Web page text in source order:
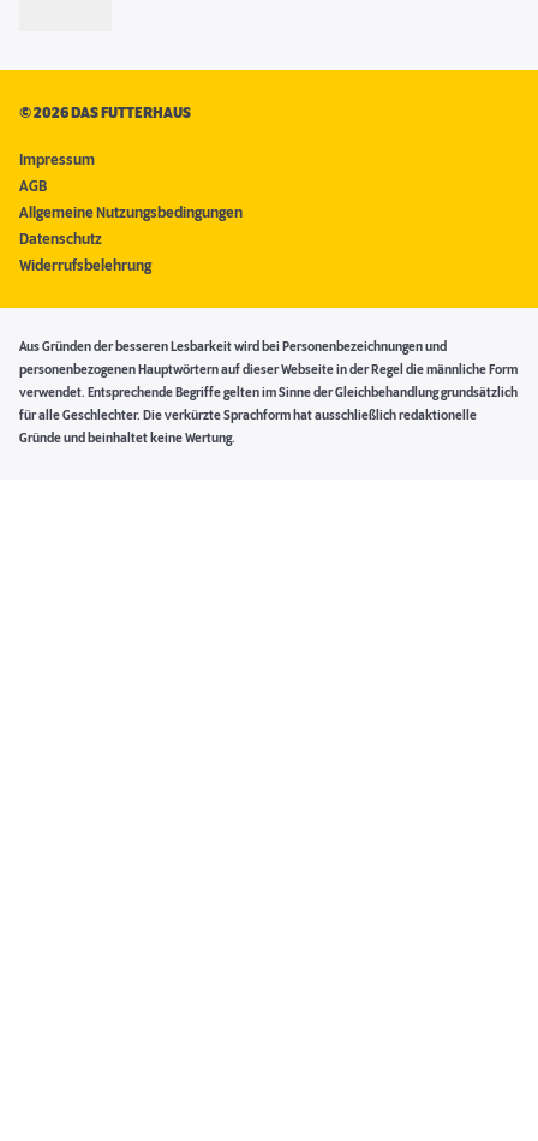
©2026 DAS FUTTERHAUS
Impressum
AGB
Allgemeine Nutzungsbedingungen
Datenschutz
Widerrufsbelehrung
Aus Gründen der besseren Lesbarkeit wird bei Personenbezeichnungen und
personenbezogenen Hauptwörtern auf dieser Webseite in der Regel die männliche Form
verwendet. Entsprechende Begriffe gelten im Sinne der Gleichbehandlung grundsätzlich
für alle Geschlechter. Die verkürzte Sprachform hat ausschließlich redaktionelle
Gründe und beinhaltet keine Wertung.